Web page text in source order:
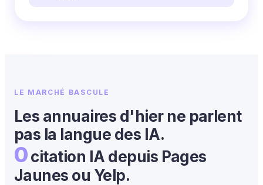
LE MARCHÉ BASCULE
Les annuaires d'hier ne parlent
pas la langue des IA.
0citation IA depuis Pages
Jaunes ou Yelp.